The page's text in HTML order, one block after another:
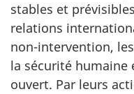
stables et
relations
non-intervention,
la sécurité humaine
ouvert. Par leurs